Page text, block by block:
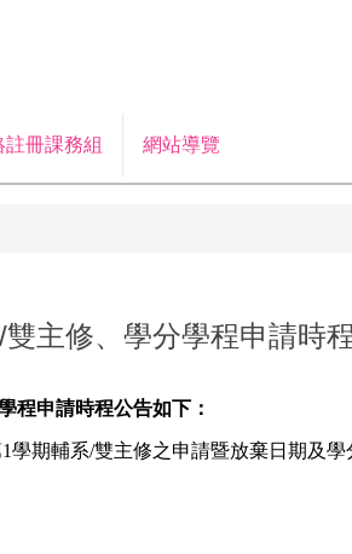
註冊課務組 網站導覽
主修、學分學程申請時程
程申請時程公告如下：
學期輔系/雙主修之申請暨放棄日期及